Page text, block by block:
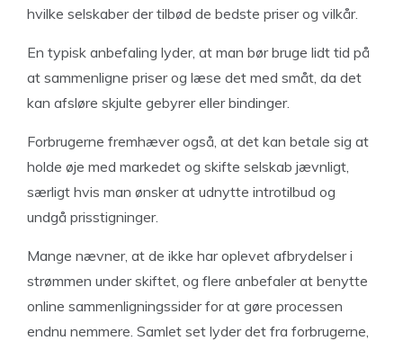
hvilke selskaber der tilbød de bedste priser og vilkår.
En typisk anbefaling lyder, at man bør bruge lidt tid på
at sammenligne priser og læse det med småt, da det
kan afsløre skjulte gebyrer eller bindinger.
Forbrugerne fremhæver også, at det kan betale sig at
holde øje med markedet og skifte selskab jævnligt,
særligt hvis man ønsker at udnytte introtilbud og
undgå prisstigninger.
Mange nævner, at de ikke har oplevet afbrydelser i
strømmen under skiftet, og flere anbefaler at benytte
online sammenligningssider for at gøre processen
endnu nemmere. Samlet set lyder det fra forbrugerne,